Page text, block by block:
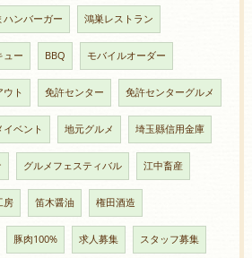
ハンバーガー 鴻巣レストラン
ュー BBQ モバイルオーダー
ウト 免許センター 免許センターグルメ
イベント 地元グルメ 埼玉縣信用金庫
グルメフェスティバル 江中畜産
房 笛木醤油 権田酒造
豚肉100% 求人募集 スタッフ募集